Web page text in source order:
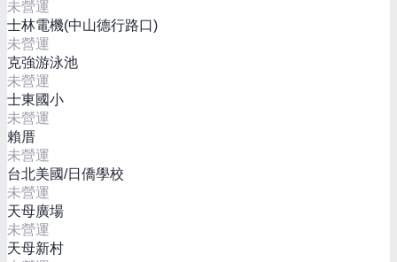
未營運
士林電機(中山德行路口)
未營運
克強游泳池
未營運
士東國小
未營運
賴厝
未營運
台北美國/日僑學校
未營運
天母廣場
未營運
天母新村